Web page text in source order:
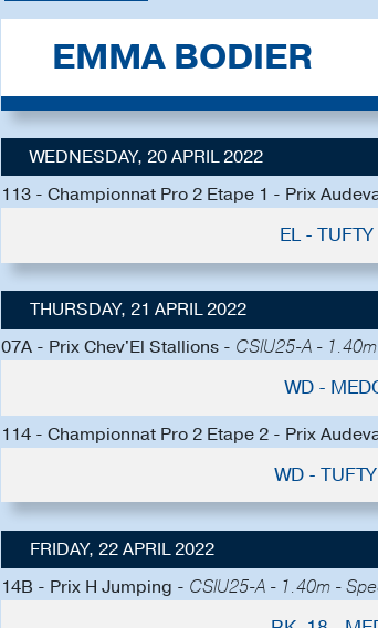
EMMA BODIER
WEDNESDAY, 20 APRIL 2022
113 - Championnat Pro 2 Etape 1 - Prix
EL -
THURSDAY, 21 APRIL 2022
07A - Prix Chev'El Stallions - CSIU25-A -
WD -
114 - Championnat Pro 2 Etape 2 - Prix
WD -
FRIDAY, 22 APRIL 2022
14B - Prix H Jumping - CSIU25-A - 1.40m -